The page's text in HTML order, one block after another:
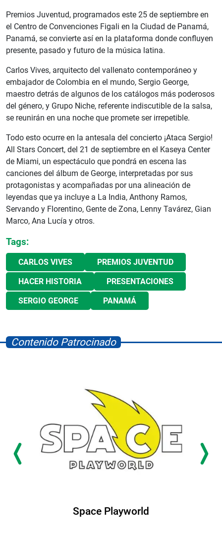
Premios Juventud, programados este 25 de septiembre en
el Centro de Convenciones Figali en la Ciudad de Panamá,
Panamá, se convierte así en la plataforma donde confluyen
presente, pasado y futuro de la música latina.
Carlos Vives, arquitecto del vallenato contemporáneo y
embajador de Colombia en el mundo, Sergio George,
maestro detrás de algunos de los catálogos más poderosos
del género, y Grupo Niche, referente indiscutible de la salsa,
se reunirán en una noche que promete ser irrepetible.
Todo esto ocurre en la antesala del concierto ¡Ataca Sergio!
All Stars Concert, del 21 de septiembre en el Kaseya Center
de Miami, un espectáculo que pondrá en escena las
canciones del álbum de George, interpretadas por sus
protagonistas y acompañadas por una alineación de
leyendas que ya incluye a La India, Anthony Ramos,
Servando y Florentino, Gente de Zona, Lenny Tavárez, Gian
Marco, Ana Lucía y otros.
Tags:
CARLOS VIVES PREMIOS JUVENTUD
HACER HISTORIA PRESENTACIONES
SERGIO GEORGE PANAMÁ
Contenido Patrocinado
Space Playworld